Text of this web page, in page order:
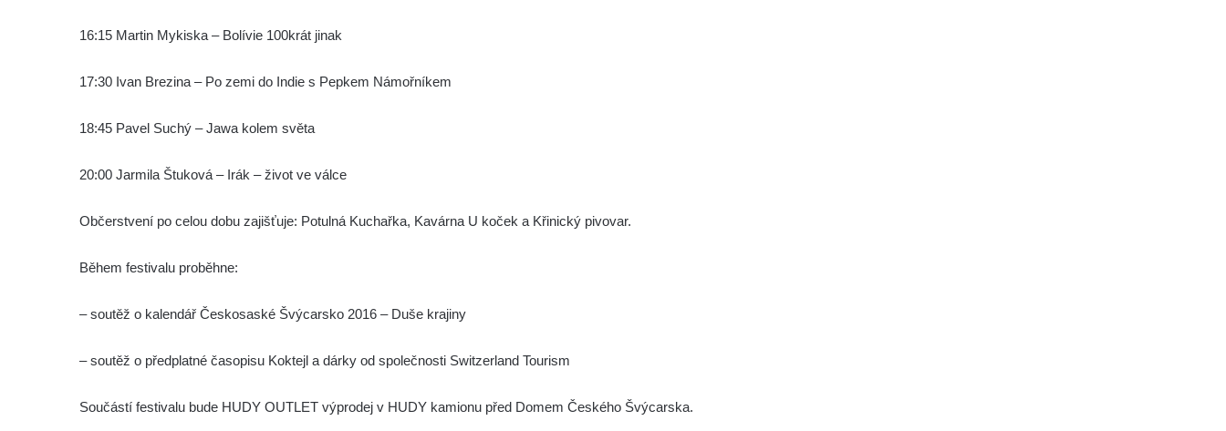
16:15 Martin Mykiska – Bolívie 100krát jinak
17:30 Ivan Brezina – Po zemi do Indie s Pepkem Námořníkem
18:45 Pavel Suchý – Jawa kolem světa
20:00 Jarmila Štuková – Irák – život ve válce
Občerstvení po celou dobu zajišťuje: Potulná Kuchařka, Kavárna U koček a Křinický pivovar.
Během festivalu proběhne:
– soutěž o kalendář Českosaské Švýcarsko 2016 – Duše krajiny
– soutěž o předplatné časopisu Koktejl a dárky od společnosti Switzerland Tourism
Součástí festivalu bude HUDY OUTLET výprodej v HUDY kamionu před Domem Českého Švýcarska.